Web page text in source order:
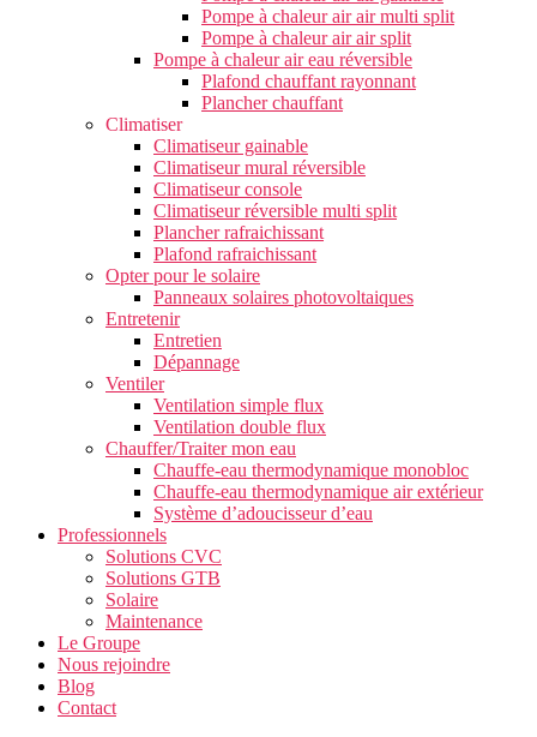
Pompe à chaleur air air multi split
Pompe à chaleur air air split
Pompe à chaleur air eau réversible
Plafond chauffant rayonnant
Plancher chauffant
Climatiser
Climatiseur gainable
Climatiseur mural réversible
Climatiseur console
Climatiseur réversible multi split
Plancher rafraichissant
Plafond rafraichissant
Opter pour le solaire
Panneaux solaires photovoltaiques
Entretenir
Entretien
Dépannage
Ventiler
Ventilation simple flux
Ventilation double flux
Chauffer/Traiter mon eau
Chauffe-eau thermodynamique monobloc
Chauffe-eau thermodynamique air extérieur
Système d’adoucisseur d’eau
Professionnels
Solutions CVC
Solutions GTB
Solaire
Maintenance
Le Groupe
Nous rejoindre
Blog
Contact